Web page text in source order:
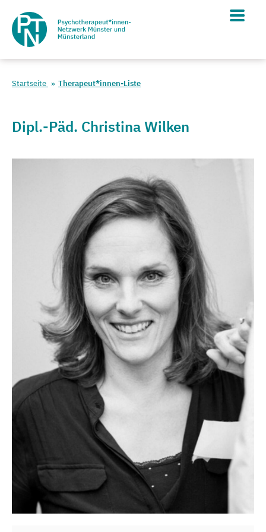
Startseite Therapeut*innen-Liste
Dipl.-Päd. Christina Wilken